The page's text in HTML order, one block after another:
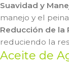
Suavidad y
manejo y el
Reducción de la
reduciendo la
Aceite de